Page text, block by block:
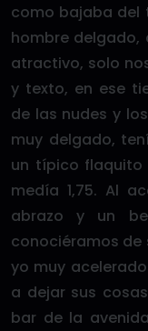
como bajaba del
hombre delgado,
atractivo, solo
y texto, en ese
de las nudes y
muy delgado,
un típico flaquito
medía 1,75. Al
abrazo y un
conociéramos de
yo muy
a dejar sus
bar de la